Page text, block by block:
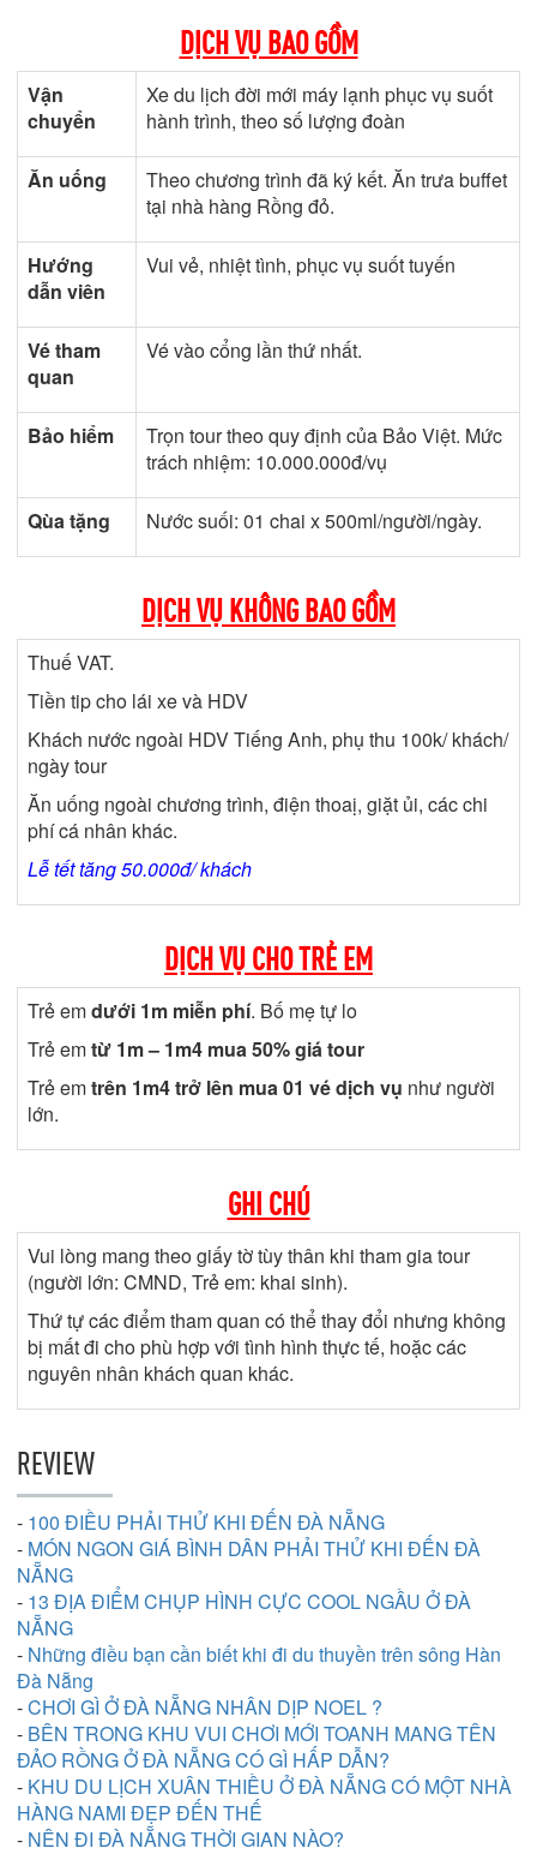
DỊCH VỤ BAO GỒM
Vận
chuyển
Xe du lịch đời mới máy lạnh phục vụ suốt
hành trình, theo số lượng đoàn
Ăn uống
Theo chương trình đã ký kết. Ăn trưa buffet
tại nhà hàng Rồng đỏ.
Hướng
dẫn viên
Vui vẻ, nhiệt tình, phục vụ suốt tuyến
Vé tham
quan
Vé vào cổng lần thứ nhất.
Bảo hiểm
Trọn tour theo quy định của Bảo Việt. Mức
trách nhiệm: 10.000.000đ/vụ
Qùa tặng Nước suối: 01 chai x 500ml/người/ngày.
DỊCH VỤ KHÔNG BAO GỒM
Thuế VAT.
Tiền tip cho lái xe và HDV
Khách nước ngoài HDV Tiếng Anh, phụ thu 100k/ khách/
ngày tour
Ăn uống ngoài chương trình, điện thoaị, giặt ủi, các chi
phí cá nhân khác.
Lễ tết tăng 50.000đ/ khách
DỊCH VỤ CHO TRẺ EM
Trẻ emdưới 1m miễn phí. Bố mẹ tự lo
Trẻ emtừ 1m – 1m4 mua 50% giá tour
Trẻ emtrên 1m4 trở lên mua 01 vé dịch vụ như người
lớn.
GHI CHÚ
Vui lòng mang theo giấy tờ tùy thân khi tham gia tour
(người lớn: CMND, Trẻ em: khai sinh).
Thứ tự các điểm tham quan có thể thay đổi nhưng không
bị mất đi cho phù hợp với tình hình thực tế, hoặc các
nguyên nhân khách quan khác.
REVIEW
- 100 ĐIỀU PHẢI THỬ KHI ĐẾN ĐÀ NẴNG
- MÓN NGON GIÁ BÌNH DÂN PHẢI THỬ KHI ĐẾN ĐÀ
NẴNG
- 13 ĐỊA ĐIỂM CHỤP HÌNH CỰC COOL NGẦU Ở ĐÀ
NẴNG
- Những điều bạn cần biết khi đi du thuyền trên sông Hàn
Đà Nẵng
-CHƠI GÌ Ở ĐÀ NẴNG NHÂN DỊP NOEL ?
- BÊN TRONG KHU VUI CHƠI MỚI TOANH MANG TÊN
ĐẢO RỒNG Ở ĐÀ NẴNG CÓ GÌ HẤP DẪN?
- KHU DU LỊCH XUÂN THIỀU Ở ĐÀ NẴNG CÓ MỘT NHÀ
HÀNG NAMI ĐẸP ĐẾN THẾ
- NÊN ĐI ĐÀ NẴNG THỜI GIAN NÀO?